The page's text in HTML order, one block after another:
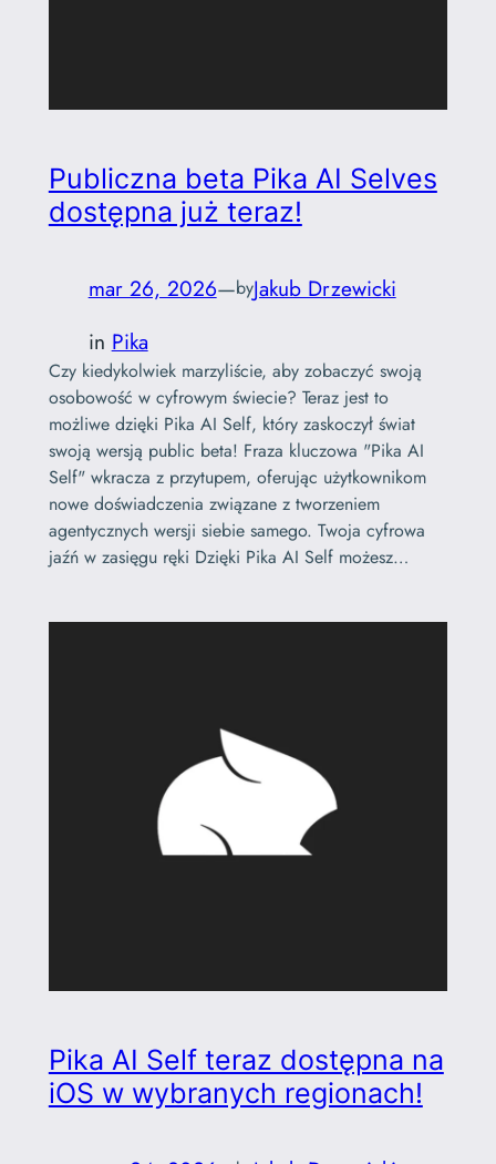
Publiczna beta Pika AI Selves
dostępna już teraz!
mar 26, 2026—byJakub Drzewicki
in Pika
Czy kiedykolwiek marzyliście, aby zobaczyć swoją
osobowość w cyfrowym świecie? Teraz jest to
możliwe dzięki Pika AI Self, który zaskoczył świat
swoją wersją public beta! Fraza kluczowa "Pika AI
Self" wkracza z przytupem, oferując użytkownikom
nowe doświadczenia związane z tworzeniem
agentycznych wersji siebie samego. Twoja cyfrowa
jaźń w zasięgu ręki Dzięki Pika AI Self możesz…
Pika AI Self teraz dostępna na
iOS w wybranych regionach!